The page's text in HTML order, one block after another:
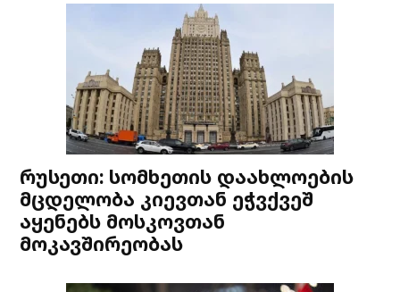
რუსეთი: სომხეთის დაახლოების
მცდელობა კიევთან ეჭვქვეშ
აყენებს მოსკოვთან
მოკავშირეობას